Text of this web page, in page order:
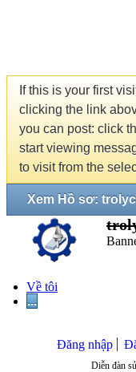
If this is your first
clicking the link
you can post: click
start viewing
to visit from the
Xem Hồ sơ:
Về tôi
...
Đăng nhập
Diễn đàn